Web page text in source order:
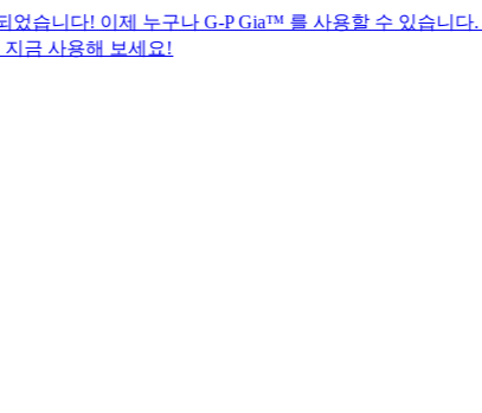
이제 누구나 G-P Gia™ 를 사용할 수 있습니다. 대규모
보세요!​​